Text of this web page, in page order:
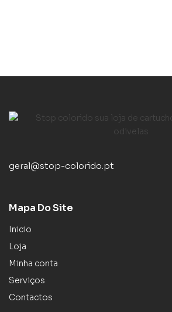
geral@stop-colorido.pt
Mapa Do Site
Inicio
Loja
Minha conta
Serviços
Contactos